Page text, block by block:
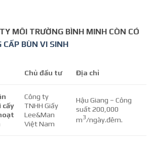
MÔI TRƯỜNG BÌNH MINH CÒN CÓ
CẤP BÙN VI SINH
Chủ đầu tư Địa chỉ
cấy
Công ty
TNHH Giấy
Lee&Man
Việt Nam
Hậu Giang – Công
suất 200,000
m3/ngày.đêm.